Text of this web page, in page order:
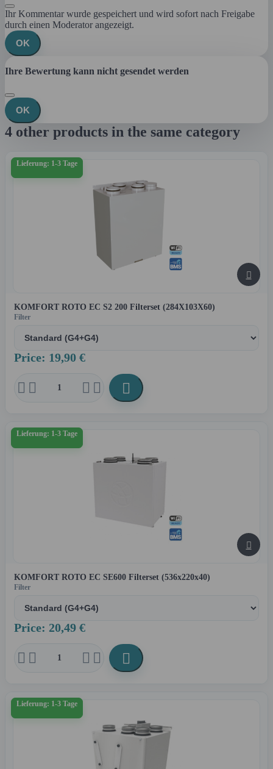
Ihr Kommentar wurde gespeichert und wird sofort nach Freigabe
durch einen Moderator angezeigt.
OK
Ihre Bewertung kann nicht gesendet werden
OK
4 other products in the same category
Lieferung: 1-3 Tage

KOMFORT ROTO EC S2 200 Filterset (284X103X60)
Filter
Price: 19,90 €
    
Lieferung: 1-3 Tage

KOMFORT ROTO EC SE600 Filterset (536x220x40)
Filter
Price: 20,49 €
    
Lieferung: 1-3 Tage